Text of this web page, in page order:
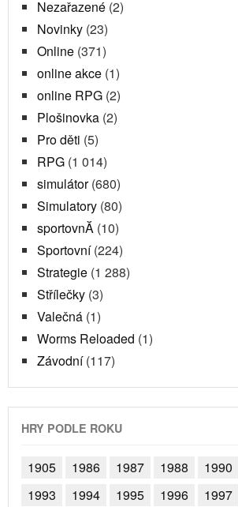
Nezařazené (2)
Novinky (23)
Online (371)
online akce (1)
online RPG (2)
Plošinovka (2)
Pro děti (5)
RPG (1 014)
simulátor(680)
Simulatory (80)
sportovnĂ­ (10)
Sportovní(224)
Strategie (1 288)
Střílečky (3)
Valečná (1)
Worms Reloaded (1)
Závodní(117)
HRY PODLE ROKU
1905 1986 1987 1988 1990
1993
1994 1995 1996 1997